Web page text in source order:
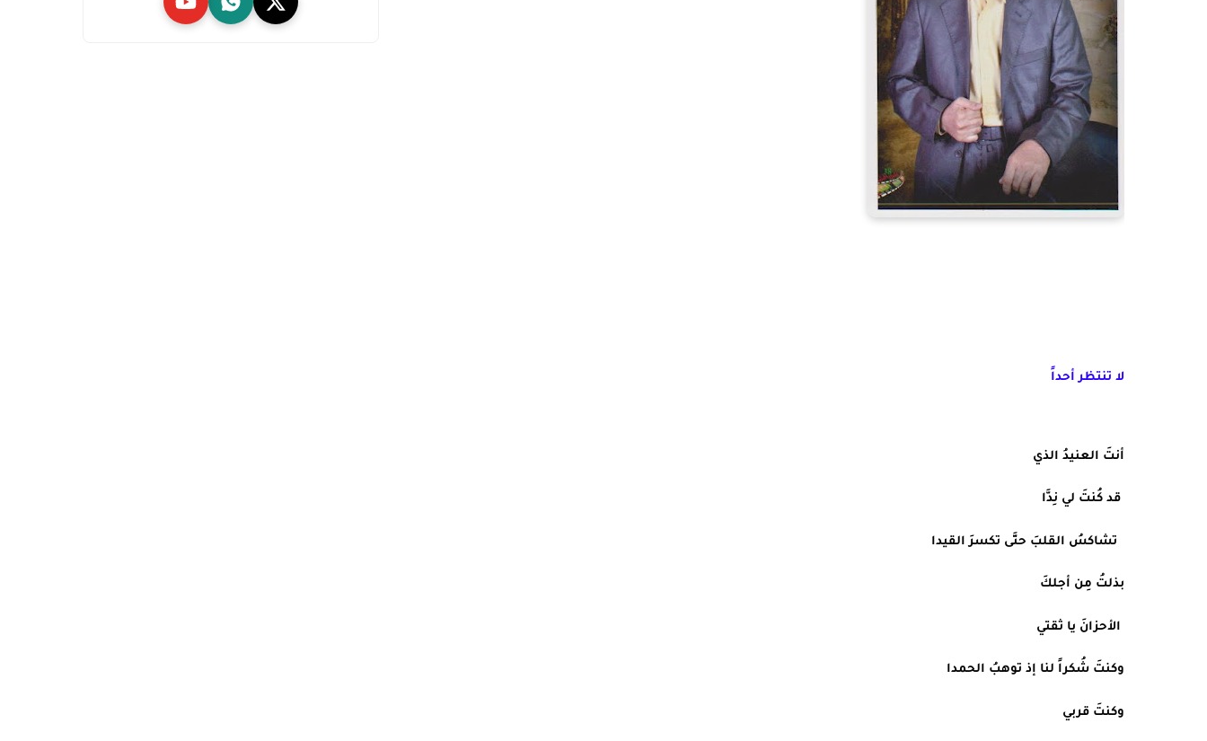
لا تنتظر أحداً
أنتَ العنيدُ الذي
تشاكسُ القلبَ حتَّى تكسرَ القيدا
بذلتُ مِن أجلكَ
وكنتَ شُكراً لنا إذ توهبُ الحمدا
وكنتَ قربي